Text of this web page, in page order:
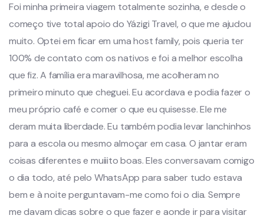
Foi minha primeira viagem totalmente sozinha, e desde o
começo tive total apoio do Yázigi Travel, o que me ajudou
muito. Optei em ficar em uma host family, pois queria ter
100% de contato com os nativos e foi a melhor escolha
que fiz. A família era maravilhosa, me acolheram no
primeiro minuto que cheguei. Eu acordava e podia fazer o
meu próprio café e comer o que eu quisesse. Ele me
deram muita liberdade. Eu também podia levar lanchinhos
para a escola ou mesmo almoçar em casa. O jantar eram
coisas diferentes e muiiito boas. Eles conversavam comigo
o dia todo, até pelo WhatsApp para saber tudo estava
bem e à noite perguntavam-me como foi o dia. Sempre
me davam dicas sobre o que fazer e aonde ir para visitar